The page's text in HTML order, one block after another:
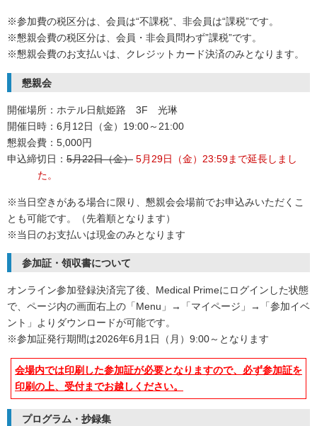
※参加費の税区分は、会員は“不課税”、非会員は“課税”です。
※懇親会費の税区分は、会員・非会員問わず”課税”です。
※懇親会費のお支払いは、クレジットカード決済のみとなります。
懇親会
開催場所： ホテル日航姫路 3F 光琳
開催日時： 6月12日（金）19:00～21:00
懇親会費： 5,000円
申込締切日： 5月22日（金） 5月29日（金）23:59まで延長しまし
た。
※当日空きがある場合に限り、懇親会会場前でお申込みいただくこ
とも可能です。（先着順となります）
※当日のお支払いは現金のみとなります
参加証・領収書について
オンライン参加登録決済完了後、Medical Primeにログインした状態
で、ページ内の画面右上の「Menu」→「マイページ」→「参加イベ
ント」よりダウンロードが可能です。
※参加証発行期間は2026年6月1日（月）9:00～となります
会場内では印刷した参加証が必要となりますので、必ず参加証を
印刷の上、受付までお越しください。
プログラム・抄録集